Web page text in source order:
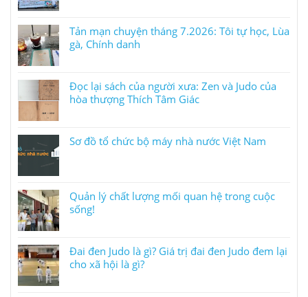
Tản mạn chuyện tháng 7.2026: Tôi tự học, Lùa
gà, Chính danh
Đọc lại sách của người xưa: Zen và Judo của
hòa thượng Thích Tâm Giác
Sơ đồ tổ chức bộ máy nhà nước Việt Nam
Quản lý chất lượng mối quan hệ trong cuộc
sống!
Đai đen Judo là gì? Giá trị đai đen Judo đem lại
cho xã hội là gì?